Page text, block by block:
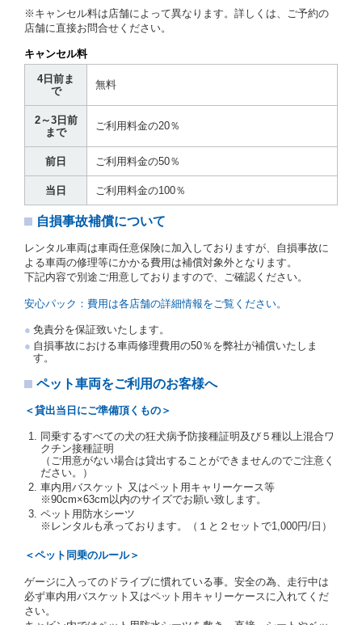
貸渡契約を締結するものとします。ただし、貸し渡す
ことができるレンタカーがない場合又は借受人若しく
は運転者が第８条第１項若しくは第２項各号のいずれ
かに該当する場合を除きます。
貸渡契約を締結した場合、借受人は当社に第１0条第
１項に定める貸渡料金を支払うものとします。
運転者の義務と定められた事項を遵守するものとしま
す。
当社は、監督官庁の基本通達（注１）に基づき、貸渡
運転者の氏名、住所、運転免許の種類及び運転免許証
写しを添付するため、貸渡契約の締結にあたり、借受
人に対し、借受人の指定する運転者（以下「運転者」
といいます。）の運転免許証の提示を求めるほか、そ
の写しの提出を求めることがあります。この場合、借
受人は、自己が運転者であるときは自己の運転免許証
の運転免許証を提示するものとします。
交通局長通達「レンタカーに関する基本通達」（自
旅第138号 平成7年6月13日）の２．(10)及び(11)の
注２）運転免許証とは、道路交通法第９２条に規定
される運転免許証のうち、道路交通法施行規則第１
９条別記様式第１４の書式の運転免許証をいいま
す。
当社は、貸渡契約の締結にあたり、借受人及び運転者
に対し、運転免許証のほかに本人確認ができる書類の
提示を求め、及び提出された書類の写しをとることが
あります。
当社は、貸渡契約の締結にあたり、借受期間中に借受
人及び運転者と連絡するための携帯電話番号等の告知
を求めます。
レジットカード若しくは現金による支払いを求め、又
借受人は契約後の借受期間の延長はできないものとし
ます。
当社は、借受人又は運転者が前3項に従わない場合
※キャンセル料は店舗によって異なります。詳しくは、ご予約の
店舗に直接お問合せください。
キャンセル料
4日前ま
で
無料
2～3日前
まで
ご利用料金の20％
前日 ご利用料金の50％
当日 ご利用料金の100％
自損事故補償について
レンタル車両は車両任意保険に加入しておりますが、自損事故に
よる車両の修理等にかかる費用は補償対象外となります。
下記内容で別途ご用意しておりますので、ご確認ください。
安心パック：費用は各店舗の詳細情報をご覧ください。
免責分を保証致いたします。
自損事故における車両修理費用の50％を弊社が補償いたしま
す。
ペット車両をご利用のお客様へ
＜貸出当日にご準備頂くもの＞
同乗するすべての犬の狂犬病予防接種証明及び５種以上混合ワ
クチン接種証明
（ご用意がない場合は貸出することができませんのでご注意く
ださい。）
車内用バスケット 又はペット用キャリーケース等
※90cm×63cm以内のサイズでお願い致します。
ペット用防水シーツ
※レンタルも承っております。（１と２セットで1,000円/日）
＜ペット同乗のルール＞
ゲージに入ってのドライブに慣れている事。安全の為、走行中は
必ず車内用バスケット又はペット用キャリーケースに入れてくだ
さい。